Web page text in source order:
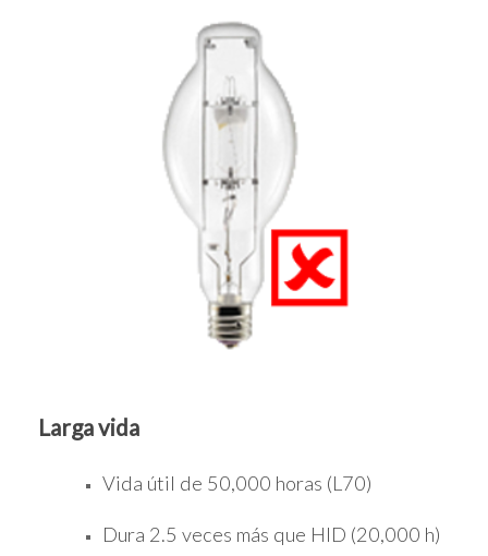
Larga vida
Vida útil de 50,000 horas (L70)
Dura 2.5 veces más que HID (20,000 h)